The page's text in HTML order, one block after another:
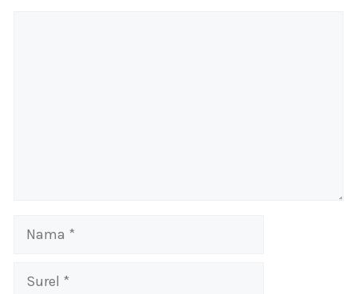
Nama
Surel